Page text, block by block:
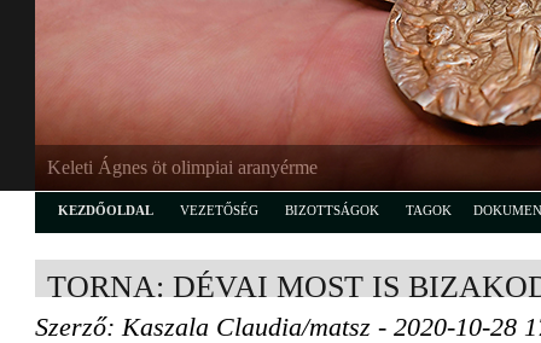
Keleti Ágnes öt olimpiai aranyérme
KEZDŐOLDAL VEZETŐSÉG BIZOTTSÁGOK TAGOK
TORNA: DÉVAI MOST IS
Szerző: Kaszala Claudia/matsz - 2020-10-28